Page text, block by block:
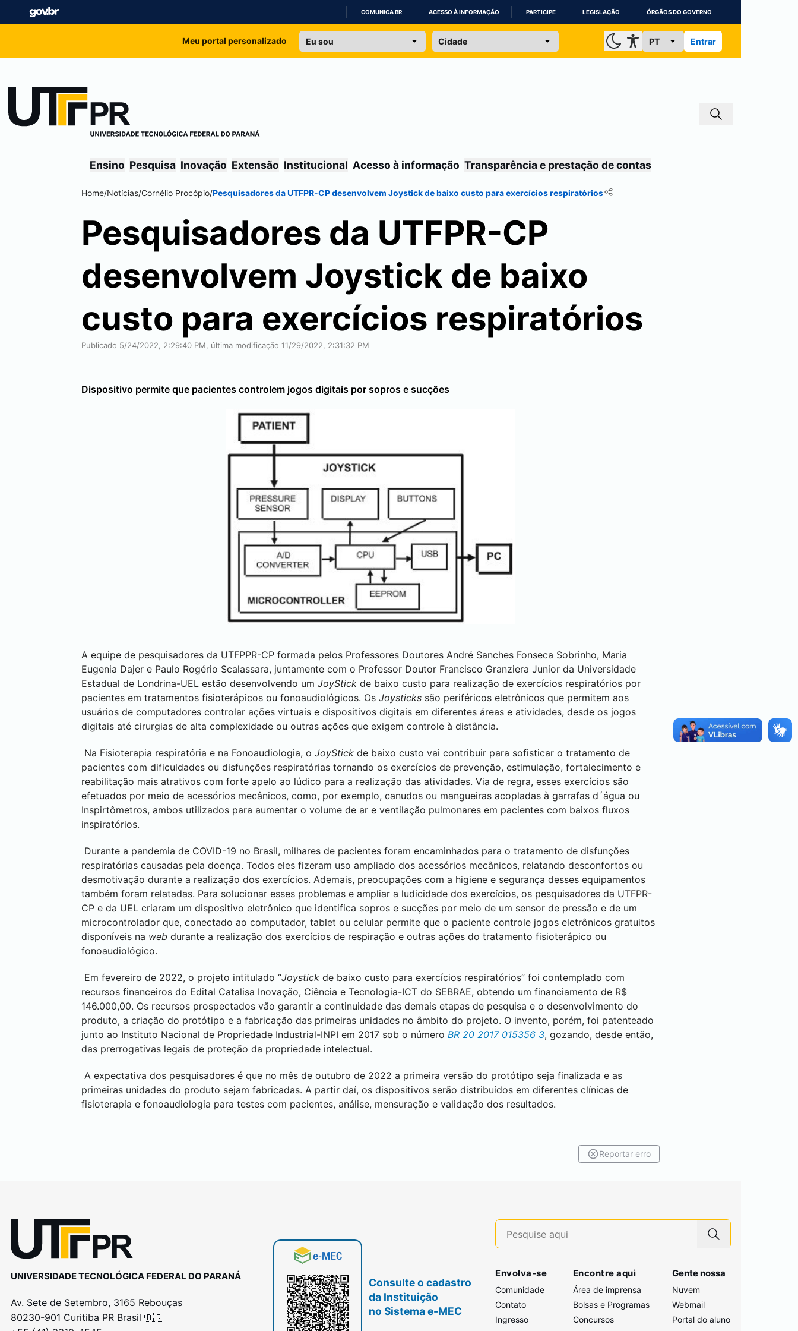
IR
COMUNICA BR ACESSO À INFORMAÇÃO PARTICIPE LEGISLAÇÃO ÓRGÃOS DO GOVERNO
Meu portal personalizado Entrar
Ensino Pesquisa Inovação Extensão Institucional Acesso à informação Transparência e prestação de contas
Home/Notícias/Cornélio Procópio/Pesquisadores da UTFPR-CP desenvolvem Joystick de baixo custo para exercícios respiratórios
Pesquisadores da UTFPR-CP
desenvolvem Joystick de baixo
custo para exercícios respiratórios
Publicado 5/24/2022, 2:29:40 PM, última modificação 11/29/2022, 2:31:32 PM
Dispositivo permite que pacientes controlem jogos digitais por sopros e sucções
A equipe de pesquisadores da UTFPPR-CP formada pelos Professores Doutores André Sanches Fonseca Sobrinho, Maria
Eugenia Dajer e Paulo Rogério Scalassara, juntamente com o Professor Doutor Francisco Granziera Junior da Universidade
Estadual de Londrina-UEL estão desenvolvendo um JoyStick de baixo custo para realização de exercícios respiratórios por
pacientes em tratamentos fisioterápicos ou fonoaudiológicos. Os Joysticks são periféricos eletrônicos que permitem aos
usuários de computadores controlar ações virtuais e dispositivos digitais em diferentes áreas e atividades, desde os jogos
digitais até cirurgias de alta complexidade ou outras ações que exigem controle à distância.
Na Fisioterapia respiratória e na Fonoaudiologia, o JoyStick de baixo custo vai contribuir para sofisticar o tratamento de
pacientes com dificuldades ou disfunções respiratórias tornando os exercícios de prevenção, estimulação, fortalecimento e
reabilitação mais atrativos com forte apelo ao lúdico para a realização das atividades. Via de regra, esses exercícios são
efetuados por meio de acessórios mecânicos, como, por exemplo, canudos ou mangueiras acopladas à garrafas d´água ou
Inspirtômetros, ambos utilizados para aumentar o volume de ar e ventilação pulmonares em pacientes com baixos fluxos
inspiratórios.
Durante a pandemia de COVID-19 no Brasil, milhares de pacientes foram encaminhados para o tratamento de disfunções
respiratórias causadas pela doença. Todos eles fizeram uso ampliado dos acessórios mecânicos, relatando desconfortos ou
desmotivação durante a realização dos exercícios. Ademais, preocupações com a higiene e segurança desses equipamentos
também foram relatadas. Para solucionar esses problemas e ampliar a ludicidade dos exercícios, os pesquisadores da UTFPR-
CP e da UEL criaram um dispositivo eletrônico que identifica sopros e sucções por meio de um sensor de pressão e de um
microcontrolador que, conectado ao computador, tablet ou celular permite que o paciente controle jogos eletrônicos gratuitos
disponíveis na web durante a realização dos exercícios de respiração e outras ações do tratamento fisioterápico ou
fonoaudiológico.
Em fevereiro de 2022, o projeto intitulado “Joystick de baixo custo para exercícios respiratórios” foi contemplado com
recursos financeiros do Edital Catalisa Inovação, Ciência e Tecnologia-ICT do SEBRAE, obtendo um financiamento de R$
146.000,00. Os recursos prospectados vão garantir a continuidade das demais etapas de pesquisa e o desenvolvimento do
produto, a criação do protótipo e a fabricação das primeiras unidades no âmbito do projeto. O invento, porém, foi patenteado
junto ao Instituto Nacional de Propriedade Industrial-INPI em 2017 sob o número BR 20 2017 015356 3, gozando, desde então,
das prerrogativas legais de proteção da propriedade intelectual.
A expectativa dos pesquisadores é que no mês de outubro de 2022 a primeira versão do protótipo seja finalizada e as
primeiras unidades do produto sejam fabricadas. A partir daí, os dispositivos serão distribuídos em diferentes clínicas de
fisioterapia e fonoaudiologia para testes com pacientes, análise, mensuração e validação dos resultados.
Reportar erro
UNIVERSIDADE TECNOLÓGICA FEDERAL DO PARANÁ
Av. Sete de Setembro, 3165 Rebouças
80230-901 Curitiba PR Brasil 🇧🇷
Consulte o cadastro
da Instituição
no Sistema e-MEC
Envolva-se
Comunidade
Contato
Ingresso
Encontre aqui
Área de imprensa
Bolsas e Programas
Concursos
Gente nossa
Nuvem
Webmail
Portal do aluno